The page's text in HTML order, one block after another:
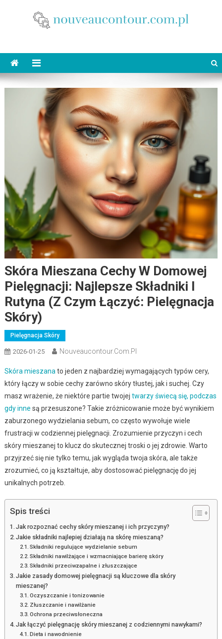
Skóra Mieszana Cechy W Domowej
Pielęgnacji: Najlepsze Składniki I
Rutyna (z Czym Łączyć: Pielęgnacja
Skóry)
Pielęgnacja Skóry
2026-01-25 Nouveaucontour.com.pl
Skóra mieszana to jeden z najbardziej wymagających typów cery,
który łączy w sobie cechy zarówno skóry tłustej, jak i suchej. Czy
masz wrażenie, że niektóre partie twojej twarzy świecą się, podczas
gdy inne są przesuszone? Takie zróżnicowanie może być wynikiem
zaburzonego wydzielania sebum, co często wywołuje wiele
frustracji w codziennej pielęgnacji. Zrozumienie przyczyn i cech
skóry mieszanej to klucz do skutecznej troski o jej zdrowie. Warto
przyjrzeć się nie tylko temu, jak wygląda twoja skóra, ale także
zrozumieć, co ją kształtuje, aby dostosować pielęgnację do jej
unikalnych potrzeb.
Spis treści
Jak rozpoznać cechy skóry mieszanej i ich przyczyny?
Jakie składniki najlepiej działają na skórę mieszaną?
Składniki regulujące wydzielanie sebum
Składniki nawilżające i wzmacniające barierę skóry
Składniki przeciwzapalne i złuszczające
Jakie zasady domowej pielęgnacji są kluczowe dla skóry
mieszanej?
Oczyszczanie i tonizowanie
Złuszczanie i nawilżanie
Ochrona przeciwsłoneczna
Jak łączyć pielęgnację skóry mieszanej z codziennymi nawykami?
Dieta i nawodnienie